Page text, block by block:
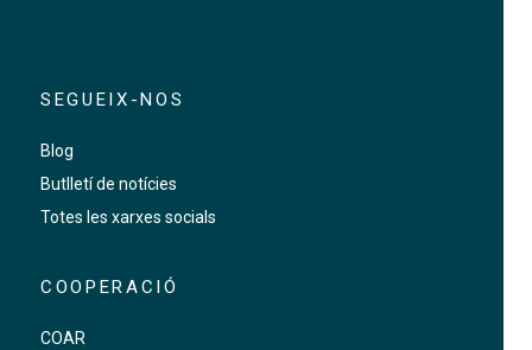
SEGUEIX-NOS
Blog
Butlletí de notícies
Totes les xarxes socials
COOPERACIÓ
COAR